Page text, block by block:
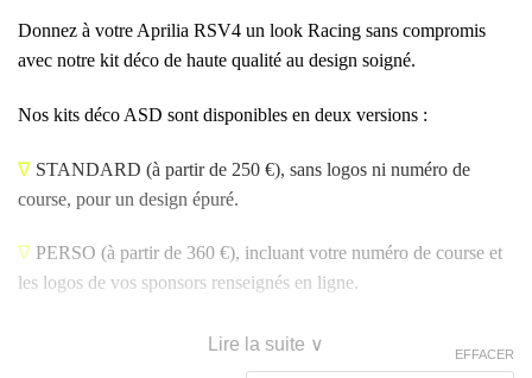
Donnez à votre Aprilia RSV4 un look Racing sans compromis
avec notre kit déco de haute qualité au design soigné.
Nos kits déco ASD sont disponibles en deux versions :
∇ STANDARD (à partir de 250 €), sans logos ni numéro de
course, pour un design épuré.
∇ PERSO (à partir de 360 €), incluant votre numéro de course et
les logos de vos sponsors renseignés en ligne.
Lire la suite ∨ EFFACER